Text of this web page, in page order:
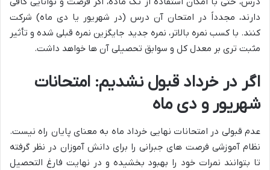
دارند، مجدداً در امتحان آن درس (در شهریور یا دی ماه) شرکت
کنند. با کسب نمره بالاتر، نمره جدید جایگزین نمره قبلی شده و تأثیر
مثبت تری بر معدل کل و سوابق تحصیلی آن ها خواهد داشت.
اگر در خرداد قبول نشدیم: امتحانات
شهریور و دی ماه
عدم قبولی در امتحانات نهایی خرداد ماه به معنای پایان راه نیست.
نظام آموزشی فرصت های جبرانی را برای دانش آموزان در نظر گرفته
تا بتوانند نمرات خود را بهبود بخشیده و در نهایت فارغ التحصیل